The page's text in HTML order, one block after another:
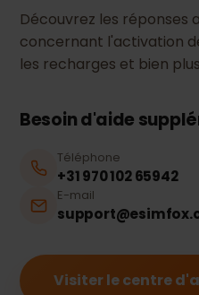
Découvrez les réponses
concernant l'activation
les recharges et bien
Besoin d'aide
Téléphone
+31 970 102 65942
E-mail
Visiter le centre